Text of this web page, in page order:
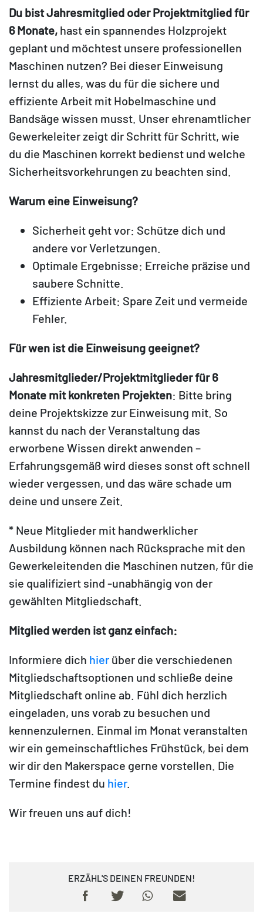
Du bist Jahresmitglied oder Projektmitglied für
6 Monate, hast ein spannendes Holzprojekt
geplant und möchtest unsere professionellen
Maschinen nutzen? Bei dieser Einweisung
lernst du alles, was du für die sichere und
effiziente Arbeit mit Hobelmaschine und
Bandsäge wissen musst. Unser ehrenamtlicher
Gewerkeleiter zeigt dir Schritt für Schritt, wie
du die Maschinen korrekt bedienst und welche
Sicherheitsvorkehrungen zu beachten sind.
Warum eine Einweisung?
Sicherheit geht vor: Schütze dich und
andere vor Verletzungen.
Optimale Ergebnisse: Erreiche präzise und
saubere Schnitte.
Effiziente Arbeit: Spare Zeit und vermeide
Fehler.
Für wen ist die Einweisung geeignet?
Jahresmitglieder/Projektmitglieder für 6
Monate mit konkreten Projekten: Bitte bring
deine Projektskizze zur Einweisung mit. So
kannst du nach der Veranstaltung das
erworbene Wissen direkt anwenden –
Erfahrungsgemäß wird dieses sonst oft schnell
wieder vergessen, und das wäre schade um
deine und unsere Zeit.
* Neue Mitglieder mit handwerklicher
Ausbildung können nach Rücksprache mit den
Gewerkeleitenden die Maschinen nutzen, für die
sie qualifiziert sind -unabhängig von der
gewählten Mitgliedschaft.
Mitglied werden ist ganz einfach:
Informiere dich hier über die verschiedenen
Mitgliedschaftsoptionen und schließe deine
Mitgliedschaft online ab. Fühl dich herzlich
eingeladen, uns vorab zu besuchen und
kennenzulernen. Einmal im Monat veranstalten
wir ein gemeinschaftliches Frühstück, bei dem
wir dir den Makerspace gerne vorstellen. Die
Termine findest du hier.
Wir freuen uns auf dich!
ERZÄHL'S DEINEN FREUNDEN!